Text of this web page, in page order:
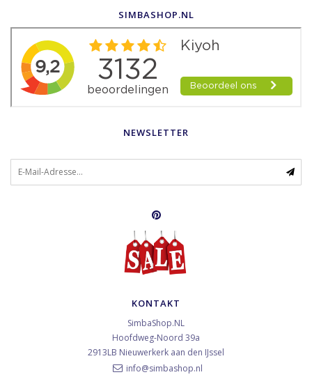
SIMBASHOP.NL
NEWSLETTER
KONTAKT
SimbaShop.NL
Hoofdweg-Noord 39a
2913LB Nieuwerkerk aan den IJssel
info@simbashop.nl